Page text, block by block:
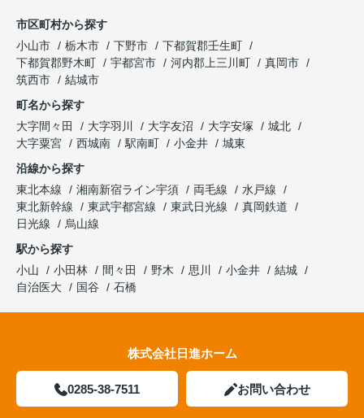
市区町村から探す
小山市
栃木市 下野市
下都賀郡壬生町
下都賀郡野木町
宇都宮市 河内郡上三川町
真岡市
筑西市
結城市
町名から探す
大字間々田
大字羽川 大字友沼 大字安塚
城北
大字粟宮
西城南 駅南町 小金井
城東
沿線から探す
東北本線
湘南新宿ライン宇須 両毛線
水戸線
東北新幹線
東武宇都宮線 東武日光線
真岡鉄道
日光線
烏山線
駅から探す
小山
小田林 間々田 野木 思川 小金井
結城
自治医大
国谷 石橋
株式会社日進ホーム
0285-38-7511 お問い合わせ